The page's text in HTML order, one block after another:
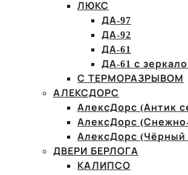
ЛЮКС
ДА-97
ДА-92
ДА-61
ДА-61 с
С ТЕРМОРАЗРЫВОМ
АЛЕКСДОРС
АлексДорс (Антик
АлексДорс
АлексДорс (Чёрный
ДВЕРИ БЕРЛОГА
КАЛИПСО